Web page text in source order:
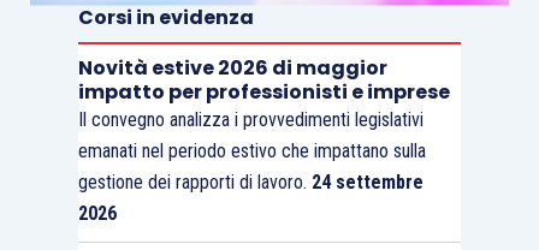
Corsi in evidenza
Novità estive 2026 di maggior
impatto per professionisti e imprese
Il convegno analizza i provvedimenti legislativi
emanati nel periodo estivo che impattano sulla
gestione dei rapporti di lavoro. 24 settembre
2026